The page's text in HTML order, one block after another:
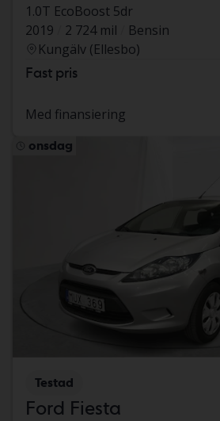
1.0T EcoBoost 5dr
2019
2 724 mil
Bensin
Kungälv (Ellesbo)
Fast pris
Med finansiering
onsdag
Testad
Ford Fiesta